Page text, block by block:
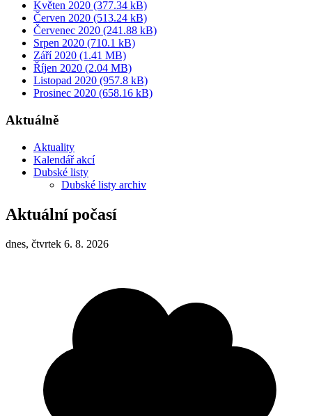
Květen 2020 (377.34 kB)
Červen 2020 (513.24 kB)
Červenec 2020 (241.88 kB)
Srpen 2020 (710.1 kB)
Září 2020 (1.41 MB)
Říjen 2020 (2.04 MB)
Listopad 2020 (957.8 kB)
Prosinec 2020 (658.16 kB)
Aktuálně
Aktuality
Kalendář akcí
Dubské listy
Dubské listy archiv
Aktuální počasí
dnes, čtvrtek 6. 8. 2026